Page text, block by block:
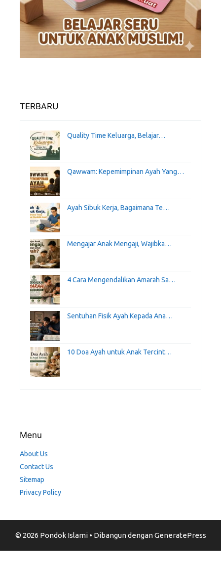
TERBARU
Quality Time Keluarga, Belajar…
Qawwam: Kepemimpinan Ayah Yang…
Ayah Sibuk Kerja, Bagaimana Te…
Mengajar Anak Mengaji, Wajibka…
4 Cara Mengendalikan Amarah Sa…
Sentuhan Fisik Ayah Kepada Ana…
10 Doa Ayah untuk Anak Tercint…
Menu
About Us
Contact Us
Sitemap
Privacy Policy
© 2026 Pondok Islami• Dibangun denganGeneratePress